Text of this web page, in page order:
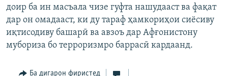
доир ба ин масъала чизе гуфта нашудааст ва фақат
дар он омадааст, ки ду тараф ҳамкориҳои сиёсиву
иқтисодиву башарӣ ва авзоъ дар Афғонистону
мубориза бо терроризмро баррасӣ кардаанд.
Ба дигарон фиристед